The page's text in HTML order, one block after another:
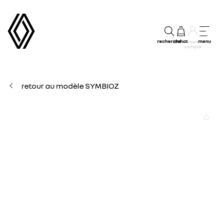
rechercheachatmon
compte
menu
retour au modèle SYMBIOZ